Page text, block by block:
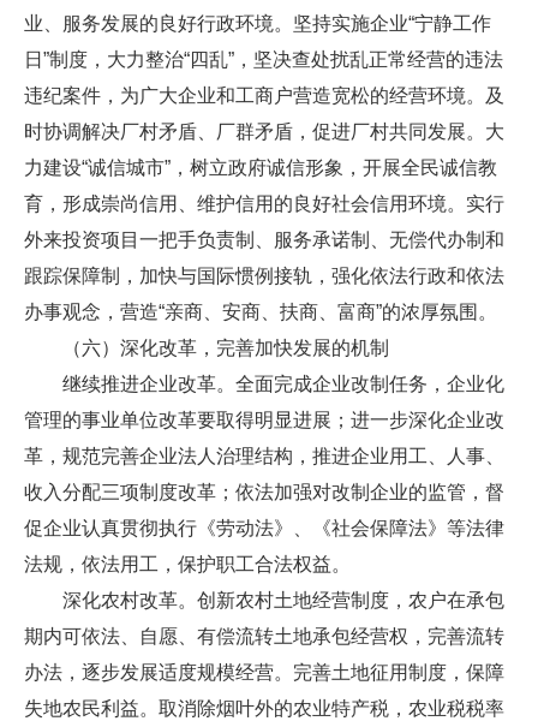
业、服务发展的良好行政环境。坚持实施企业“宁静工作
日”制度，大力整治“四乱”，坚决查处扰乱正常经营的违法
违纪案件，为广大企业和工商户营造宽松的经营环境。及
时协调解决厂村矛盾、厂群矛盾，促进厂村共同发展。大
力建设“诚信城市”，树立政府诚信形象，开展全民诚信教
育，形成崇尚信用、维护信用的良好社会信用环境。实行
外来投资项目一把手负责制、服务承诺制、无偿代办制和
跟踪保障制，加快与国际惯例接轨，强化依法行政和依法
办事观念，营造“亲商、安商、扶商、富商”的浓厚氛围。
（六）深化改革，完善加快发展的机制
继续推进企业改革。全面完成企业改制任务，企业化
管理的事业单位改革要取得明显进展；进一步深化企业改
革，规范完善企业法人治理结构，推进企业用工、人事、
收入分配三项制度改革；依法加强对改制企业的监管，督
促企业认真贯彻执行《劳动法》、《社会保障法》等法律
法规，依法用工，保护职工合法权益。
深化农村改革。创新农村土地经营制度，农户在承包
期内可依法、自愿、有偿流转土地承包经营权，完善流转
办法，逐步发展适度规模经营。完善土地征用制度，保障
失地农民利益。取消除烟叶外的农业特产税，农业税税率